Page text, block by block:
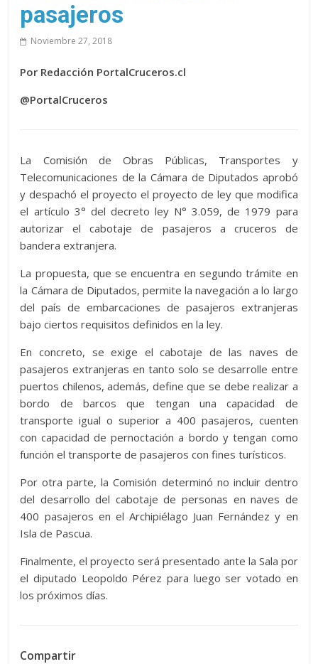
pasajeros
Noviembre 27, 2018
Por Redacción PortalCruceros.cl
@PortalCruceros
La Comisión de Obras Públicas, Transportes y
Telecomunicaciones de la Cámara de Diputados aprobó
y despachó el proyecto el proyecto de ley que modifica
el artículo 3° del decreto ley N° 3.059, de 1979 para
autorizar el cabotaje de pasajeros a cruceros de
bandera extranjera.
La propuesta, que se encuentra en segundo trámite en
la Cámara de Diputados, permite la navegación a lo largo
del país de embarcaciones de pasajeros extranjeras
bajo ciertos requisitos definidos en la ley.
En concreto, se exige el cabotaje de las naves de
pasajeros extranjeras en tanto solo se desarrolle entre
puertos chilenos, además, define que se debe realizar a
bordo de barcos que tengan una capacidad de
transporte igual o superior a 400 pasajeros, cuenten
con capacidad de pernoctación a bordo y tengan como
función el transporte de pasajeros con fines turísticos.
Por otra parte, la Comisión determinó no incluir dentro
del desarrollo del cabotaje de personas en naves de
400 pasajeros en el Archipiélago Juan Fernández y en
Isla de Pascua.
Finalmente, el proyecto será presentado ante la Sala por
el diputado Leopoldo Pérez para luego ser votado en
los próximos días.
Compartir